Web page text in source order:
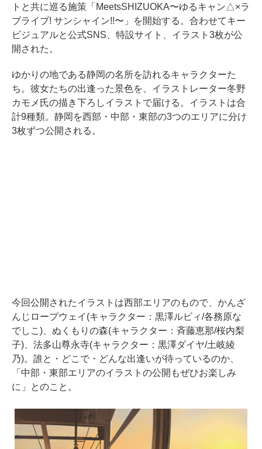
トと共に巡る施策「MeetsSHIZUOKA〜ゆるキャン△×ラ
ブライブ! サンシャイン!!〜」を開始する。合わせてキー
ビジュアルと公式SNS、特設サイト、イラスト3枚が公
開された。
ゆかりの地である静岡の名所を訪れるキャラクターた
ち。彼女たちの出逢った景色を、イラストレーター冬野
カモメ氏の描き下ろしイラストで届ける。イラストは合
計9種類。静岡を西部・中部・東部の3つのエリアに分け
3枚ずつ公開される。
今回公開されたイラストは西部エリアのもので、かんざ
んじロープウェイ(キャラクター：黒澤ルビィ/各務原な
でしこ)、ぬくもりの森(キャラクター：斉藤恵那/桜内梨
子)、法多山尊永寺(キャラクター：黒澤ダイヤ/土岐綾
乃)。誰と・どこで・どんな出逢いが待っているのか、
「中部・東部エリアのイラストの公開もぜひお楽しみ
に」とのこと。